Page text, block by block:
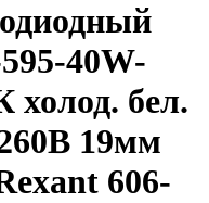
40W-
холод. бел.
19мм
606-